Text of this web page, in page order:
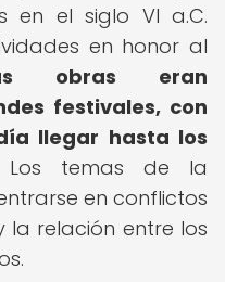
en el siglo VI a.C.
en honor al
obras eran
festivales, con
llegar hasta los
Los temas de la
en conflictos
la relación entre los